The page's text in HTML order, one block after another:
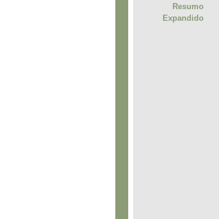
Resumo
Expandido